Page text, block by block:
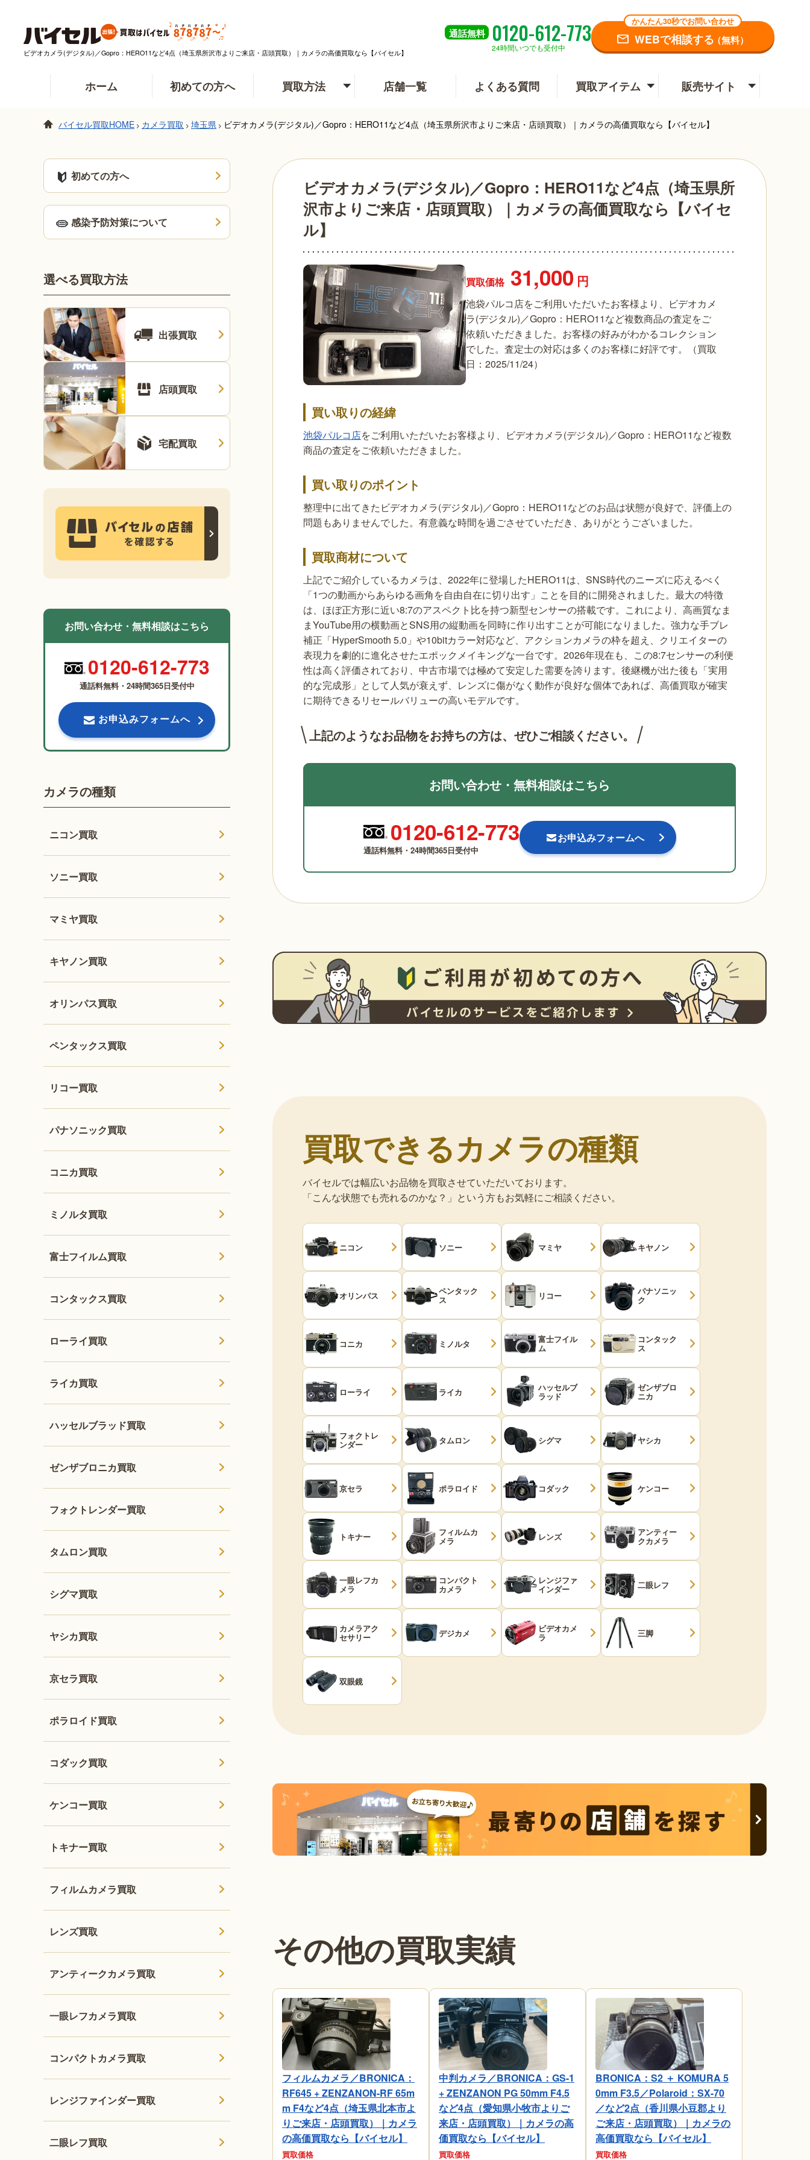
ビデオカメラ(デジタル)／Gopro：HERO11など4点（埼玉県所沢市よりご来店・店頭買取）｜カメラの高価買取なら【バイセル】
通話無料 0120-612-773
24時間いつでも受付中
かんたん30秒でお問い合わせ
WEBで相談する（無料）
ホーム 初めての方へ 買取方法 店舗一覧 よくある質問 買取アイテム 販売サイト
バイセル買取HOME > カメラ買取 > 埼玉県 > ビデオカメラ(デジタル)／Gopro：HERO11など4点（埼玉県所沢市よりご来店・店頭買取）｜カメラの高価買取なら【バイセル】
ビデオカメラ(デジタル)／Gopro：HERO11など4点（埼玉県所
沢市よりご来店・店頭買取）｜カメラの高価買取なら【バイセ
ル】
買取価格 31,000 円
池袋パルコ店をご利用いただいたお客様より、ビデオカメ
ラ(デジタル)／Gopro：HERO11など複数商品の査定をご
依頼いただきました。お客様の好みがわかるコレクション
でした。査定士の対応は多くのお客様に好評です。（買取
日：2025/11/24）
買い取りの経緯
池袋パルコ店をご利用いただいたお客様より、ビデオカメラ(デジタル)／Gopro：HERO11など複数
商品の査定をご依頼いただきました。
買い取りのポイント
整理中に出てきたビデオカメラ(デジタル)／Gopro：HERO11などのお品は状態が良好で、評価上の
問題もありませんでした。有意義な時間を過ごさせていただき、ありがとうございました。
買取商材について
上記でご紹介しているカメラは、2022年に登場したHERO11は、SNS時代のニーズに応えるべく
「1つの動画からあらゆる画角を自由自在に切り出す」ことを目的に開発されました。最大の特徴
は、ほぼ正方形に近い8:7のアスペクト比を持つ新型センサーの搭載です。これにより、高画質なま
まYouTube用の横動画とSNS用の縦動画を同時に作り出すことが可能になりました。強力な手ブレ
補正「HyperSmooth 5.0」や10bitカラー対応など、アクションカメラの枠を超え、クリエイターの
表現力を劇的に進化させたエポックメイキングな一台です。2026年現在も、この8:7センサーの利便
性は高く評価されており、中古市場では極めて安定した需要を誇ります。後継機が出た後も「実用
的な完成形」として人気が衰えず、レンズに傷がなく動作が良好な個体であれば、高価買取が確実
に期待できるリセールバリューの高いモデルです。
上記のようなお品物をお持ちの方は、 ぜひご相談ください。
お問い合わせ・無料相談はこちら
0120-612-773
通話料無料・24時間365日受付中
お申込みフォームへ
買取できるカメラの種類
バイセルでは幅広いお品物を買取させていただいております。
「こんな状態でも売れるのかな？」という方もお気軽にご相談ください。
ニコン ソニー マミヤ キヤノン
オリンパス ペンタック
ス リコー パナソニッ
ク
コニカ ミノルタ 富士フイル
ム
コンタック
ス
ローライ ライカ ハッセルブ
ラッド
ゼンザブロ
ニカ
フォクトレ
ンダー タムロン シグマ ヤシカ
京セラ ポラロイド コダック ケンコー
トキナー フィルムカ
メラ レンズ アンティー
クカメラ
一眼レフカ
メラ
コンパクト
カメラ
レンジファ
インダー 二眼レフ
カメラアク
セサリー デジカメ ビデオカメ
ラ 三脚
双眼鏡
その他の買取実績
フィルムカメラ／BRONICA：
RF645 + ZENZANON-RF 65m
m F4など4点（埼玉県北本市よ
りご来店・店頭買取）｜カメラ
の高価買取なら【バイセル】
買取価格
中判カメラ／BRONICA：GS-1
+ ZENZANON PG 50mm F4.5
など4点（愛知県小牧市よりご
来店・店頭買取）｜カメラの高
価買取なら【バイセル】
買取価格
BRONICA：S2 ＋ KOMURA 5
0mm F3.5／Polaroid：SX-70
／など2点（香川県小豆郡より
ご来店・店頭買取）｜カメラの
高価買取なら【バイセル】
買取価格
初めての方へ
感染予防対策について
選べる買取方法
出張買取
店頭買取
宅配買取
お問い合わせ・無料相談はこちら
0120-612-773
通話料無料・24時間365日受付中
お申込みフォームへ
カメラの種類
ニコン買取
ソニー買取
マミヤ買取
キヤノン買取
オリンパス買取
ペンタックス買取
リコー買取
パナソニック買取
コニカ買取
ミノルタ買取
富士フイルム買取
コンタックス買取
ローライ買取
ライカ買取
ハッセルブラッド買取
ゼンザブロニカ買取
フォクトレンダー買取
タムロン買取
シグマ買取
ヤシカ買取
京セラ買取
ポラロイド買取
コダック買取
ケンコー買取
トキナー買取
フィルムカメラ買取
レンズ買取
アンティークカメラ買取
一眼レフカメラ買取
コンパクトカメラ買取
レンジファインダー買取
二眼レフ買取